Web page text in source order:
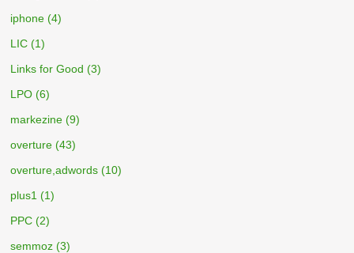
iphone (4)
LIC (1)
Links for Good (3)
LPO (6)
markezine (9)
overture (43)
overture,adwords (10)
plus1 (1)
PPC (2)
semmoz (3)